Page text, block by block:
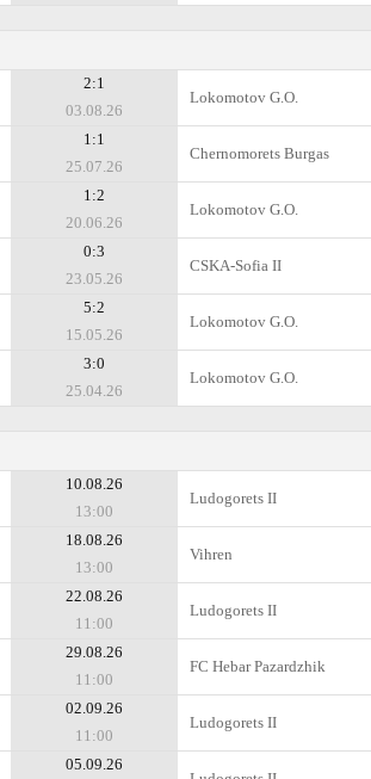
2:1
03.08.26
Lokomotov G.O.
1:1
25.07.26
Chernomorets Burgas
1:2
20.06.26
Lokomotov G.O.
0:3
23.05.26
CSKA-Sofiа II
5:2
15.05.26
Lokomotov G.O.
3:0
25.04.26
Lokomotov G.O.
10.08.26
13:00
Ludogorets II
18.08.26
13:00
Vihren
22.08.26
11:00
Ludogorets II
29.08.26
11:00
FC Hebar Pazardzhik
02.09.26
11:00
Ludogorets II
05.09.26